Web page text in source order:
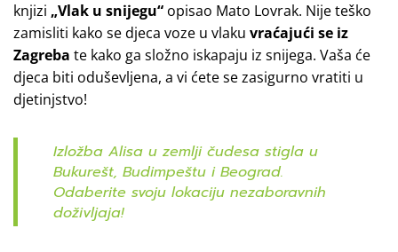
knjizi „Vlak u snijegu“ opisao Mato Lovrak. Nije teško
zamisliti kako se djeca voze u vlaku vraćajući se iz
Zagreba te kako ga složno iskapaju iz snijega. Vaša će
djeca biti oduševljena, a vi ćete se zasigurno vratiti u
djetinjstvo!
Izložba Alisa u zemlji čudesa stigla u
Bukurešt, Budimpeštu i Beograd.
Odaberite svoju lokaciju nezaboravnih
doživljaja!